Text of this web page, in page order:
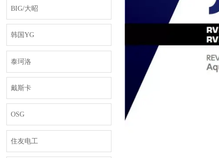
BIG/大昭
韩国YG
泰珂洛
戴斯卡
OSG
住友电工